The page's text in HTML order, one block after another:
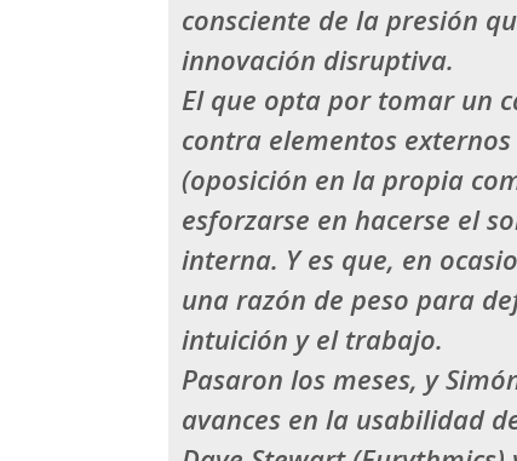
consciente de la presión
innovación disruptiva.
El que opta por tomar un
contra elementos
(oposición en la propia
esforzarse en hacerse el
interna. Y es que, en
una razón de peso para
intuición y el trabajo.
Pasaron los meses, y
avances en la usabilidad